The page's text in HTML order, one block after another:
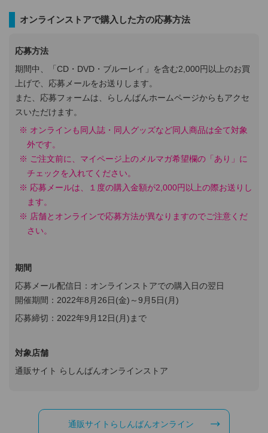
オンラインストアで購入した方の応募方法
応募方法
期間中、「CD・DVD・ブルーレイ」を含む2,000円以上のお買
上げで、応募メールをお送りします。
また、応募フォームは、らしんばんホームページからもアクセ
スいただけます。
オンラインも同人誌・同人グッズなど同人商品は全て対象
外です。
ご注文前に、マイページ上のメルマガ希望欄の「あり」に
チェックを入れてください。
応募メールは、１度の購入金額が2,000円以上の際お送りし
ます。
店舗とオンラインで応募方法が異なりますのでご注意くだ
さい。
期間
応募メール配信日：オンラインストアでの購入日の翌日
開催期間：2022年8月26日(金)～9月5日(月)
応募締切：2022年9月12日(月)まで
対象店舗
通販サイト らしんばんオンラインストア
通販サイトらしんばんオンライン